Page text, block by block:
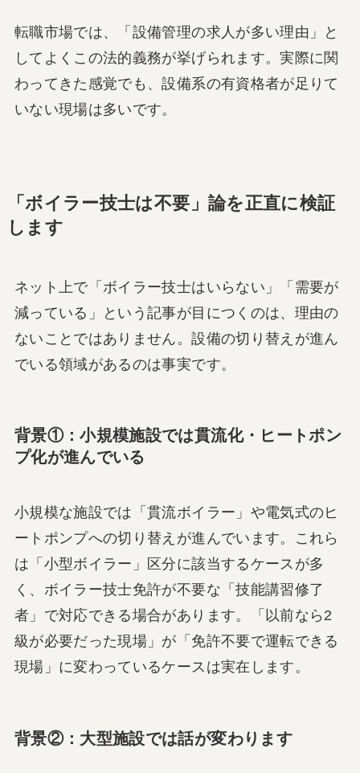
転職市場では、「設備管理の求人が多い理由」と
してよくこの法的義務が挙げられます。実際に関
わってきた感覚でも、設備系の有資格者が足りて
いない現場は多いです。
「ボイラー技士は不要」論を正直に検証
します
ネット上で「ボイラー技士はいらない」「需要が
減っている」という記事が目につくのは、理由の
ないことではありません。設備の切り替えが進ん
でいる領域があるのは事実です。
背景①：小規模施設では貫流化・ヒートポン
プ化が進んでいる
小規模な施設では「貫流ボイラー」や電気式のヒ
ートポンプへの切り替えが進んでいます。これら
は「小型ボイラー」区分に該当するケースが多
く、ボイラー技士免許が不要な「技能講習修了
者」で対応できる場合があります。「以前なら2
級が必要だった現場」が「免許不要で運転できる
現場」に変わっているケースは実在します。
背景②：大型施設では話が変わります